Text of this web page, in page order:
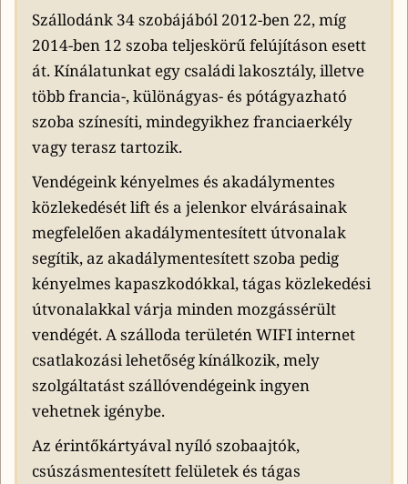
Szállodánk 34 szobájából 2012-ben 22, míg
2014-ben 12 szoba teljeskörű felújításon esett
át. Kínálatunkat egy családi lakosztály, illetve
több francia-, különágyas- és pótágyazható
szoba színesíti, mindegyikhez franciaerkély
vagy terasz tartozik.
Vendégeink kényelmes és akadálymentes
közlekedését lift és a jelenkor elvárásainak
megfelelően akadálymentesített útvonalak
segítik, az akadálymentesített szoba pedig
kényelmes kapaszkodókkal, tágas közlekedési
útvonalakkal várja minden mozgássérült
vendégét. A szálloda területén WIFI internet
csatlakozási lehetőség kínálkozik, mely
szolgáltatást szállóvendégeink ingyen
vehetnek igénybe.
Az érintőkártyával nyíló szobaajtók,
csúszásmentesített felületek és tágas